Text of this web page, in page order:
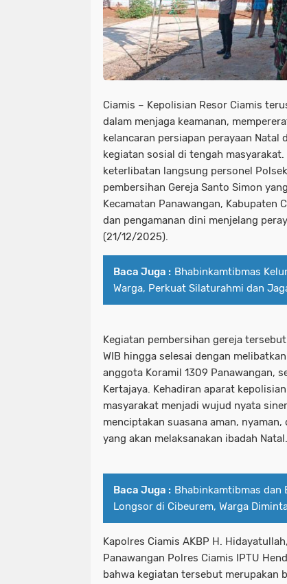
Ciamis – Kepolisian Resor Ciamis
dalam menjaga keamanan,
kelancaran persiapan perayaan Natal
kegiatan sosial di tengah
keterlibatan langsung personel
pembersihan Gereja Santo Simon
Kecamatan Panawangan, Kabupaten
dan pengamanan dini menjelang
(21/12/2025).
Baca Juga : Bhabinkamtibmas
Warga, Perkuat Silaturahmi dan
Kegiatan pembersihan gereja
WIB hingga selesai dengan
anggota Koramil 1309 Panawangan,
Kertajaya. Kehadiran aparat
masyarakat menjadi wujud nyata
menciptakan suasana aman,
yang akan melaksanakan ibadah Natal.
Baca Juga : Bhabinkamtibmas dan
Longsor di Cibeurem, Warga
Kapolres Ciamis AKBP H.
Panawangan Polres Ciamis IPTU
bahwa kegiatan tersebut merupakan